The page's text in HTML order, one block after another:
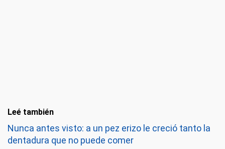
Leé también
Nunca antes visto: a un pez erizo le creció tanto la
dentadura que no puede comer